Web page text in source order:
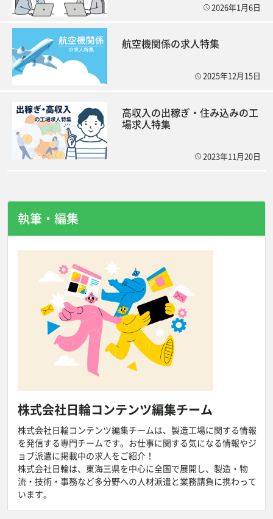
2026年1月6日
航空機関係の求人特集
2025年12月15日
高収入の出稼ぎ・住み込みの工
場求人特集
2023年11月20日
執筆・編集
株式会社日輪コンテンツ編集チーム
株式会社日輪コンテンツ編集チームは、製造工場に関する情報
を発信する専門チームです。お仕事に関する気になる情報やジ
ョブ派遣に掲載中の求人をご紹介！
株式会社日輪は、東海三県を中心に全国で展開し、製造・物
流・技術・事務など多分野への人材派遣と業務請負に携わって
います。